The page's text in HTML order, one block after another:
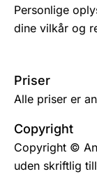
Personlige
dine vilkår og
Priser
Alle priser er
Copyright
Copyright ©
uden skriftlig